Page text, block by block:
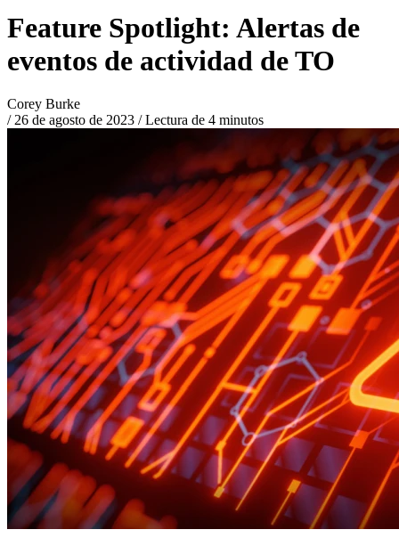
Feature Spotlight: Alertas de
eventos de actividad de TO
Corey Burke
/ 26 de agosto de 2023 /Lectura de 4 minutos